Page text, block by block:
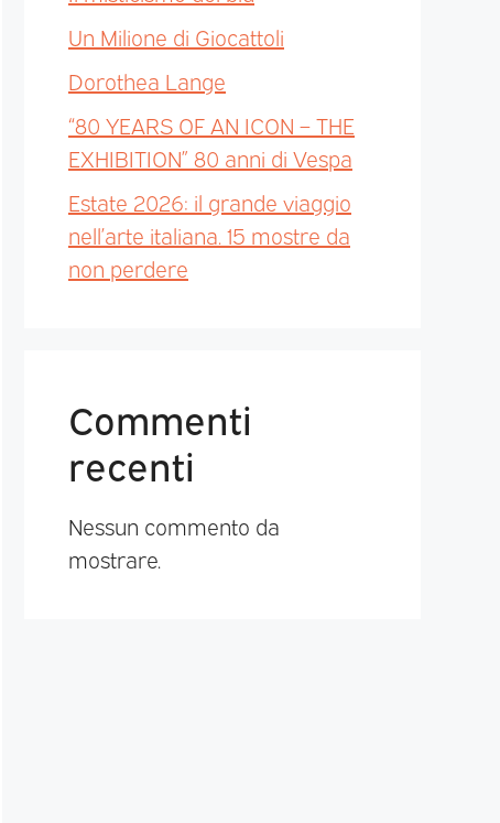
Un Milione di Giocattoli
Dorothea Lange
“80 YEARS OF AN ICON – THE
EXHIBITION” 80 anni di Vespa
Estate 2026: il grande viaggio
nell’arte italiana. 15 mostre da
non perdere
Commenti
recenti
Nessun commento da
mostrare.